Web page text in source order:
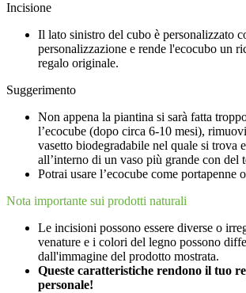
Incisione
Il lato sinistro del cubo è personalizzato
personalizzazione e rende l'ecocubo un
regalo originale.
Suggerimento
Non appena la piantina si sarà fatta
l’ecocube (dopo circa 6-10 mesi),
vasetto biodegradabile nel quale si trova
all’interno di un vaso più grande con del
Potrai usare l’ecocube come
Nota importante sui prodotti naturali
Le incisioni possono essere diverse o
venature e i colori del legno possono
dall'immagine del prodotto mostrata.
Queste caratteristiche rendono il tuo
personale!